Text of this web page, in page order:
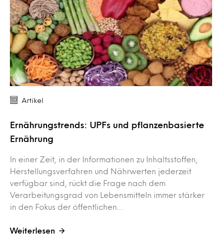
Artikel
Ernährungstrends: UPFs und pflanzenbasierte
Ernährung
In einer Zeit, in der Informationen zu Inhaltsstoffen,
Herstellungsverfahren und Nährwerten jederzeit
verfügbar sind, rückt die Frage nach dem
Verarbeitungsgrad von Lebensmitteln immer stärker
in den Fokus der öffentlichen…
Weiterlesen